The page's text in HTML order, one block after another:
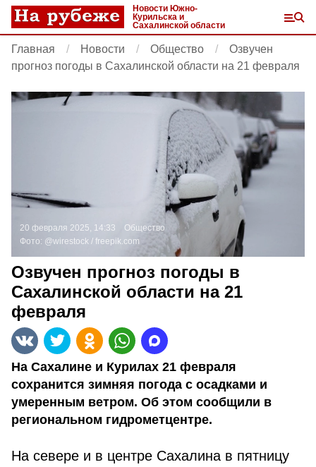
Новости Южно-
Курильска и
Сахалинской области
Главная Новости Общество
Озвучен
прогноз погоды в Сахалинской области на 21 февраля
20 февраля 2025, 14:33
Общество
Фото: @wirestock / freepik.com
Озвучен прогноз погоды в
Сахалинской области на 21
февраля
На Сахалине и Курилах 21 февраля
сохранится зимняя погода с осадками и
умеренным ветром. Об этом сообщили в
региональном гидрометцентре.
На севере и в центре Сахалина в пятницу